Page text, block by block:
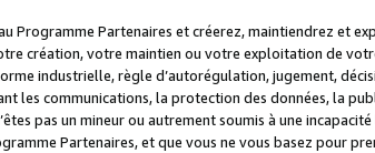
Programme Partenaires et créerez, maintiendrez et
création, votre maintien ou votre exploitation de
industrielle, règle d’autorégulation, jugement,
les communications, la protection des données, la
pas un mineur ou autrement soumis à une
Partenaires, et que vous ne vous basez pour